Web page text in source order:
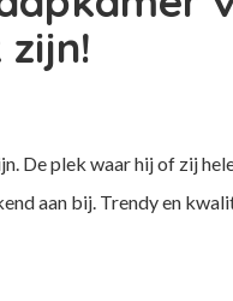
De plek waar hij of zij
aan bij. Trendy en